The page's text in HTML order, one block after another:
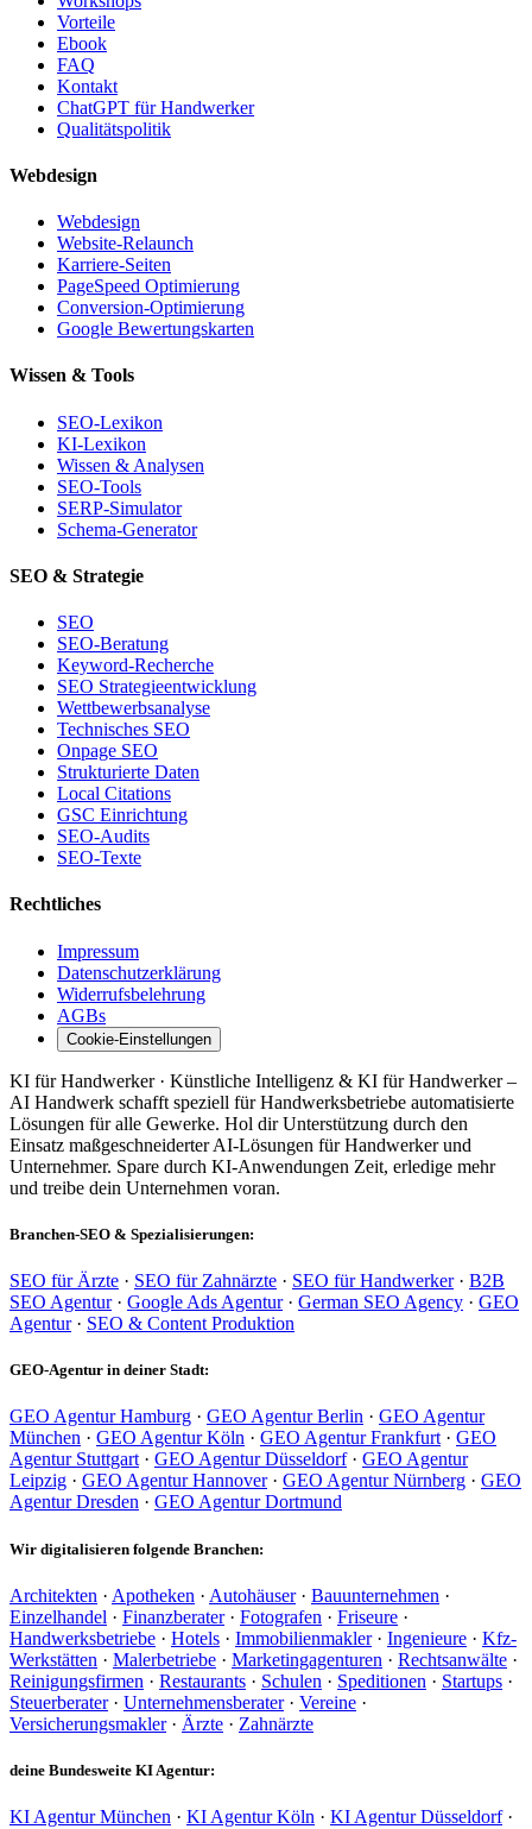
Vorteile
Ebook
FAQ
Kontakt
ChatGPT für Handwerker
Qualitätspolitik
Webdesign
Webdesign
Website-Relaunch
Karriere-Seiten
PageSpeed Optimierung
Conversion-Optimierung
Google Bewertungskarten
Wissen & Tools
SEO-Lexikon
KI-Lexikon
Wissen & Analysen
SEO-Tools
SERP-Simulator
Schema-Generator
SEO & Strategie
SEO
SEO-Beratung
Keyword-Recherche
SEO Strategieentwicklung
Wettbewerbsanalyse
Technisches SEO
Onpage SEO
Strukturierte Daten
Local Citations
GSC Einrichtung
SEO-Audits
SEO-Texte
Rechtliches
Impressum
Datenschutzerklärung
Widerrufsbelehrung
AGBs
Cookie-Einstellungen
KI für Handwerker · Künstliche Intelligenz & KI für Handwerker –
AI Handwerk schafft speziell für Handwerksbetriebe automatisierte
Lösungen für alle Gewerke. Hol dir Unterstützung durch den
Einsatz maßgeschneiderter AI-Lösungen für Handwerker und
Unternehmer. Spare durch KI-Anwendungen Zeit, erledige mehr
und treibe dein Unternehmen voran.
Branchen-SEO & Spezialisierungen:
SEO für Ärzte · SEO für Zahnärzte · SEO für Handwerker· B2B
SEO Agentur· Google Ads Agentur· German SEO Agency · GEO
Agentur· SEO & Content Produktion
GEO-Agentur in deiner Stadt:
GEO Agentur Hamburg · GEO Agentur Berlin · GEO Agentur
München · GEO Agentur Köln · GEO Agentur Frankfurt· GEO
Agentur Stuttgart· GEO Agentur Düsseldorf· GEO Agentur
Leipzig · GEO Agentur Hannover· GEO Agentur Nürnberg · GEO
Agentur Dresden · GEO Agentur Dortmund
Wir digitalisieren folgende Branchen:
Architekten · Apotheken · Autohäuser· Bauunternehmen ·
Einzelhandel · Finanzberater· Fotografen · Friseure ·
Handwerksbetriebe · Hotels · Immobilienmakler· Ingenieure · Kfz-
Werkstätten · Malerbetriebe · Marketingagenturen · Rechtsanwälte ·
Reinigungsfirmen · Restaurants · Schulen · Speditionen · Startups ·
Steuerberater· Unternehmensberater· Vereine ·
Versicherungsmakler· Ärzte · Zahnärzte
deine Bundesweite KI Agentur:
KI Agentur München · KI Agentur Köln · KI Agentur Düsseldorf·